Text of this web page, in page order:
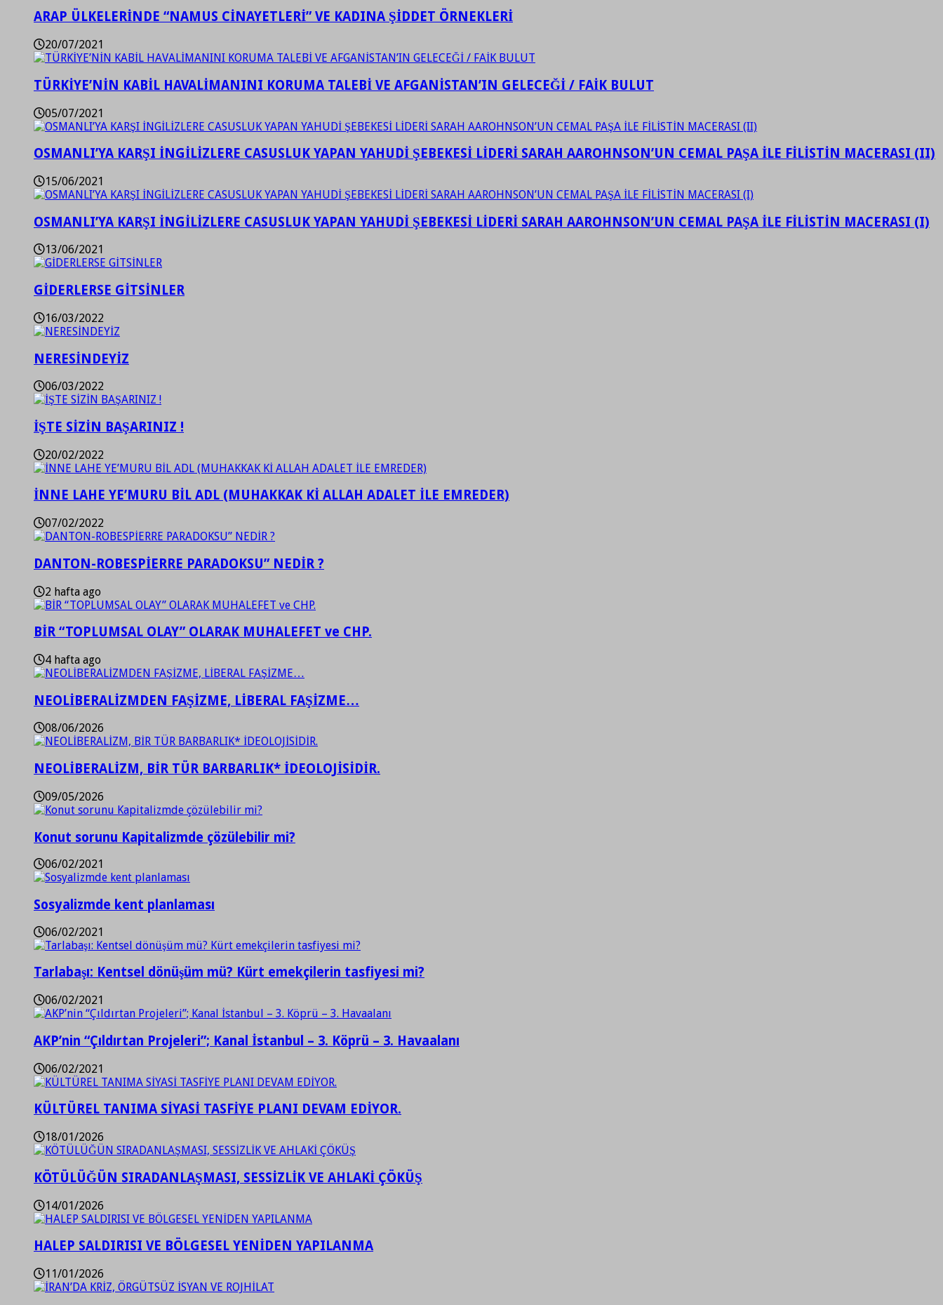
ARAP ÜLKELERİNDE “NAMUS CİNAYETLERİ” VE KADINA ŞİDDET ÖRNEKLERİ
20/07/2021
TÜRKİYE’NİN KABİL HAVALİMANINI KORUMA TALEBİ VE AFGANİSTAN’IN GELECEĞİ / FAİK BULUT
05/07/2021
OSMANLI’YA KARŞI İNGİLİZLERE CASUSLUK YAPAN YAHUDİ ŞEBEKESİ LİDERİ SARAH AAROHNSON’UN CEMAL PAŞA İLE FİLİSTİN MACERASI (II)
15/06/2021
OSMANLI’YA KARŞI İNGİLİZLERE CASUSLUK YAPAN YAHUDİ ŞEBEKESİ LİDERİ SARAH AAROHNSON’UN CEMAL PAŞA İLE FİLİSTİN MACERASI (I)
13/06/2021
GİDERLERSE GİTSİNLER
16/03/2022
NERESİNDEYİZ
06/03/2022
İŞTE SİZİN BAŞARINIZ !
20/02/2022
İNNE LAHE YE’MURU BİL ADL (MUHAKKAK Kİ ALLAH ADALET İLE EMREDER)
07/02/2022
DANTON-ROBESPİERRE PARADOKSU” NEDİR ?
2 hafta ago
BİR “TOPLUMSAL OLAY” OLARAK MUHALEFET ve CHP.
4 hafta ago
NEOLİBERALİZMDEN FAŞİZME, LİBERAL FAŞİZME…
08/06/2026
NEOLİBERALİZM, BİR TÜR BARBARLIK* İDEOLOJİSİDİR.
09/05/2026
Konut sorunu Kapitalizmde çözülebilir mi?
06/02/2021
Sosyalizmde kent planlaması
06/02/2021
Tarlabaşı: Kentsel dönüşüm mü? Kürt emekçilerin tasfiyesi mi?
06/02/2021
AKP’nin “Çıldırtan Projeleri”; Kanal İstanbul – 3. Köprü – 3. Havaalanı
06/02/2021
KÜLTÜREL TANIMA SİYASİ TASFİYE PLANI DEVAM EDİYOR.
18/01/2026
KÖTÜLÜĞÜN SIRADANLAŞMASI, SESSİZLİK VE AHLAKİ ÇÖKÜŞ
14/01/2026
HALEP SALDIRISI VE BÖLGESEL YENİDEN YAPILANMA
11/01/2026